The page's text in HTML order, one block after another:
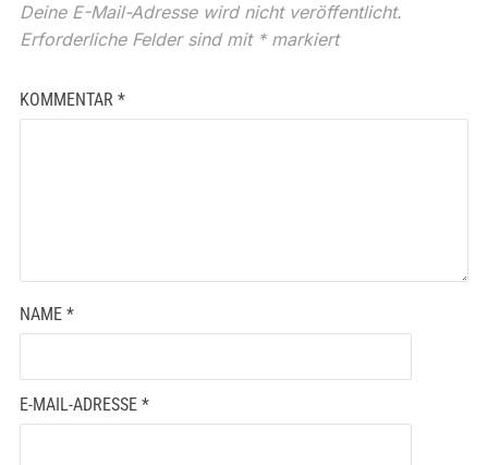
Deine E-Mail-Adresse wird nicht veröffentlicht.
Erforderliche Felder sind mit *markiert
KOMMENTAR *
NAME *
E-MAIL-ADRESSE *